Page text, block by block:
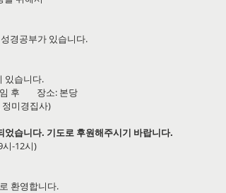
성경공부가 있습니다.
있습니다.
장소: 본당
정미경집사)
습니다. 기도로 후원해주시기 바랍니다.
시-12시)
환영합니다.